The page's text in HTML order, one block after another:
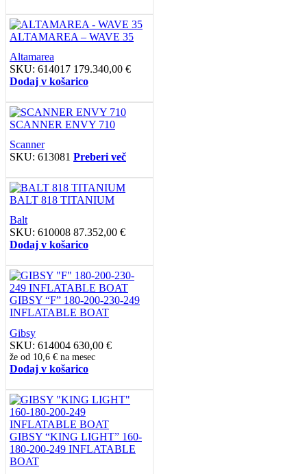
ALTAMAREA – WAVE 35
Altamarea
SKU: 614017 179.340,00 €
Dodaj v košarico
SCANNER ENVY 710
Scanner
SKU: 613081 Preberi več
BALT 818 TITANIUM
Balt
SKU: 610008 87.352,00 €
Dodaj v košarico
GIBSY “F” 180-200-230-249
INFLATABLE BOAT
Gibsy
SKU: 614004 630,00 €
že od 10,6 € na mesec
Dodaj v košarico
GIBSY “KING LIGHT” 160-
180-200-249 INFLATABLE
BOAT